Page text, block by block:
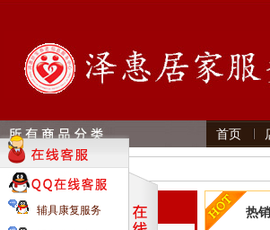
首页
首页 》商品搜索
全部分类 热
辅具康复服务